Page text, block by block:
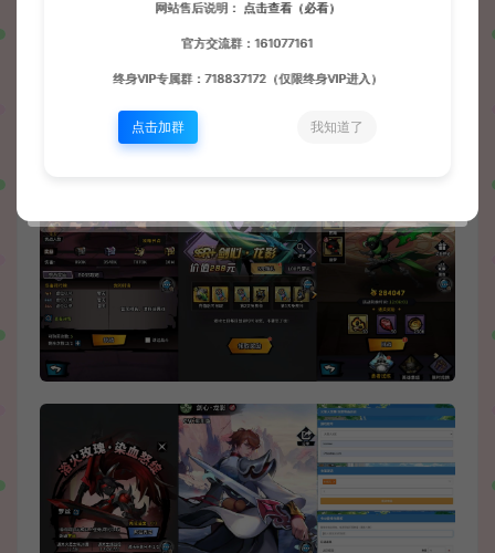
网站售后说明： 点击查看（必看）
官方交流群：161077161
终身VIP专属群：718837172（仅限终身VIP进入）
点击加群 我知道了